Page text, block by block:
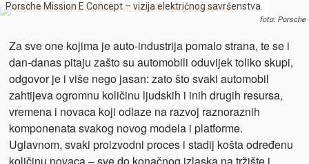
Porsche Mission E Concept – vizija električnog savršenstva.
foto: Porsche
Za sve one kojima je auto-industrija pomalo strana, te se i
dan-danas pitaju zašto su automobili oduvijek toliko skupi,
odgovor je i više nego jasan: zato što svaki automobil
zahtijeva ogromnu količinu ljudskih i inih drugih resursa,
vremena i novaca koji odlaze na razvoj raznoraznih
komponenata svakog novog modela i platforme.
Uglavnom, svaki proizvodni proces i stadij košta određenu